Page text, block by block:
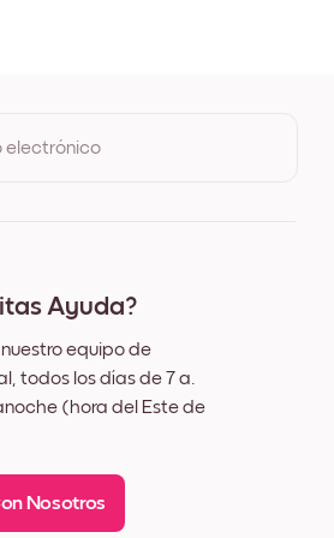
electrónico
Ayuda?
equipo de
todos los días de 7 a.
(hora del Este de
Nosotros